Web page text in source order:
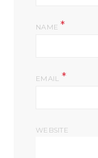
NAME*
EMAIL *
WEBSITE